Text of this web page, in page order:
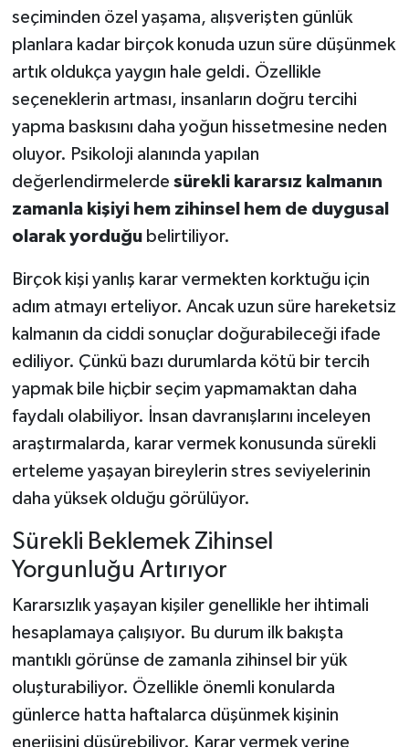
seçiminden özel yaşama, alışverişten günlük
planlara kadar birçok konuda uzun süre düşünmek
artık oldukça yaygın hale geldi. Özellikle
seçeneklerin artması, insanların doğru tercihi
yapma baskısını daha yoğun hissetmesine neden
oluyor. Psikoloji alanında yapılan
değerlendirmelerde sürekli kararsız kalmanın
zamanla kişiyi hem zihinsel hem de duygusal
olarak yorduğu belirtiliyor.
Birçok kişi yanlış karar vermekten korktuğu için
adım atmayı erteliyor. Ancak uzun süre hareketsiz
kalmanın da ciddi sonuçlar doğurabileceği ifade
ediliyor. Çünkü bazı durumlarda kötü bir tercih
yapmak bile hiçbir seçim yapmamaktan daha
faydalı olabiliyor. İnsan davranışlarını inceleyen
araştırmalarda, karar vermek konusunda sürekli
erteleme yaşayan bireylerin stres seviyelerinin
daha yüksek olduğu görülüyor.
Sürekli Beklemek Zihinsel
Yorgunluğu Artırıyor
Kararsızlık yaşayan kişiler genellikle her ihtimali
hesaplamaya çalışıyor. Bu durum ilk bakışta
mantıklı görünse de zamanla zihinsel bir yük
oluşturabiliyor. Özellikle önemli konularda
günlerce hatta haftalarca düşünmek kişinin
enerjisini düşürebiliyor. Karar vermek yerine